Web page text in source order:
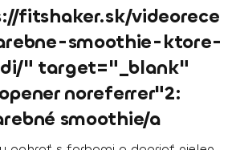
fitshaker.sk/videorece
smoothie-ktore-
" target="_blank"
noreferrer"2:
smoothie/a